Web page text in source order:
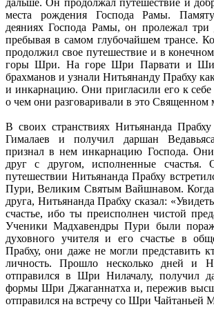
места рождения Господа Рамы.
деяниях Господа Рамы, он пролежал три
пребывая в самом глубочайшем трансе.
продолжил свое путешествие и в
горы Шри. На горе Шри Парвати и
брахманов и узнали Нитьянанду Прабху
и инкарнацию. Они пригласили его к себе
о чем они разговаривали в это Священном
В своих странствиях Нитьянанда
Гималаев и получил даршан
признал в нем инкарнацию Господа. Они
друг с другом, исполненные
путешествии Нитьянанда Прабху
Пури, Великим Святым Вайшнавом.
друга, Нитьянанда Прабху сказал:
счастье, ибо ты преисполнен чистой
Ученики Мадхавендры Пури были
духовного учителя и его счастье в
Прабху, они даже не могли представить
личность. Прошло несколько дней и
отправился в Шри Нилачалу, получил
формы Шри Джаганнатха и, пережив
отправился на встречу со Шри Чайтаньей